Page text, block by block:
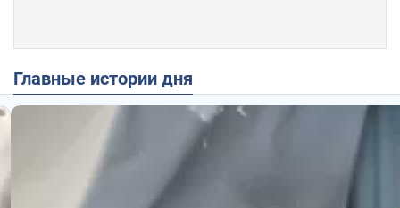
Главные истории дня